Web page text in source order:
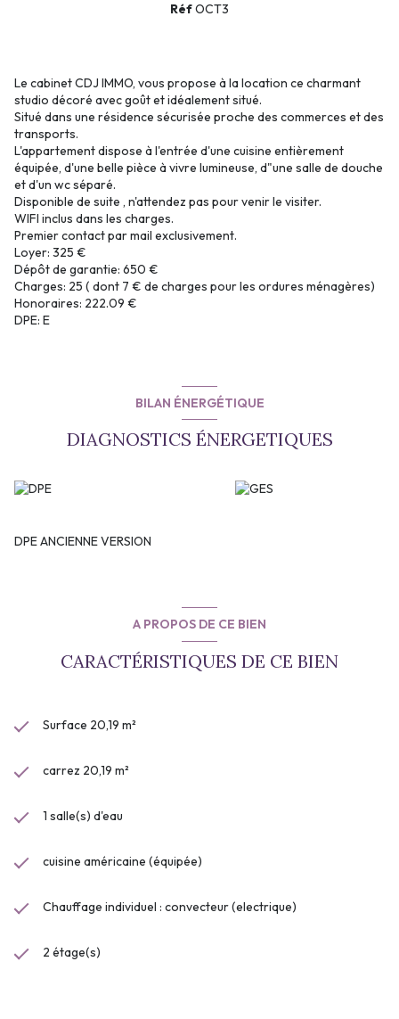
RéfOCT3
Le cabinet CDJ IMMO, vous propose à la location ce charmant
studio décoré avec goût et idéalement situé.
Situé dans une résidence sécurisée proche des commerces et des
transports.
L'appartement dispose à l'entrée d'une cuisine entièrement
équipée, d'une belle pièce à vivre lumineuse, d"une salle de douche
et d'un wc séparé.
Disponible de suite , n'attendez pas pour venir le visiter.
WIFI inclus dans les charges.
Premier contact par mail exclusivement.
Loyer: 325 €
Dépôt de garantie: 650 €
Charges: 25 ( dont 7 € de charges pour les ordures ménagères)
Honoraires: 222.09 €
DPE: E
BILAN ÉNERGÉTIQUE
DIAGNOSTICS ÉNERGETIQUES
DPE ANCIENNE VERSION
A PROPOS DE CE BIEN
CARACTÉRISTIQUES DE CE BIEN
Surface 20,19 m²
carrez 20,19 m²
1 salle(s) d'eau
cuisine américaine (équipée)
Chauffage individuel : convecteur (electrique)
2 étage(s)